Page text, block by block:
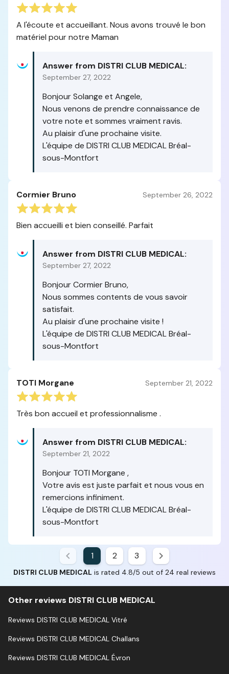
A l'écoute et accueillant. Nous avons trouvé le bon
matériel pour notre Maman
Answer from DISTRI CLUB MEDICAL:
September 27, 2022
Bonjour Solange et Angele,
Nous venons de prendre connaissance de
votre note et sommes vraiment ravis.
Au plaisir d'une prochaine visite.
L'équipe de DISTRI CLUB MEDICAL Bréal-
sous-Montfort
Cormier Bruno September 26, 2022
Bien accueilli et bien conseillé. Parfait
Answer from DISTRI CLUB MEDICAL:
September 27, 2022
Bonjour Cormier Bruno,
Nous sommes contents de vous savoir
satisfait.
Au plaisir d'une prochaine visite !
L'équipe de DISTRI CLUB MEDICAL Bréal-
sous-Montfort
TOTI Morgane September 21, 2022
Très bon accueil et professionnalisme .
Answer from DISTRI CLUB MEDICAL:
September 21, 2022
Bonjour TOTI Morgane ,
Votre avis est juste parfait et nous vous en
remercions infiniment.
L'équipe de DISTRI CLUB MEDICAL Bréal-
sous-Montfort
1 2 3
DISTRI CLUB MEDICAL is rated 4.8/5 out of 24 real reviews
Other reviews DISTRI CLUB MEDICAL
Reviews DISTRI CLUB MEDICAL Vitré
Reviews DISTRI CLUB MEDICAL Challans
Reviews DISTRI CLUB MEDICAL Évron